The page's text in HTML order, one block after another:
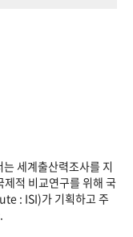
세계출산력조사를 지
적 비교연구를 위해 국
: ISI)가 기획하고 주